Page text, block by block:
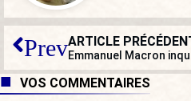
PrevARTICLE
Emmanuel Macron
VOS COMMENTAIRES